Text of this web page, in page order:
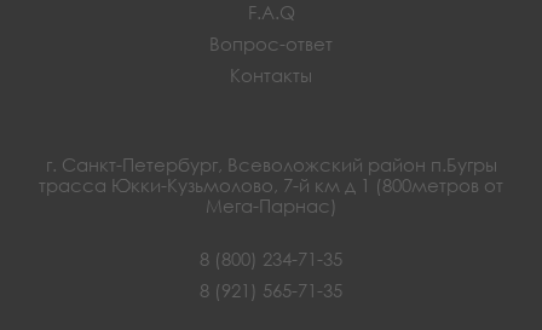
F.A.Q
Вопрос-ответ
Контакты
г. Санкт-Петербург, Всеволожский район п.Бугры
трасса Юкки-Кузьмолово, 7-й км д 1 (800метров от
Мега-Парнас)
8 (800) 234-71-35
8 (921) 565-71-35